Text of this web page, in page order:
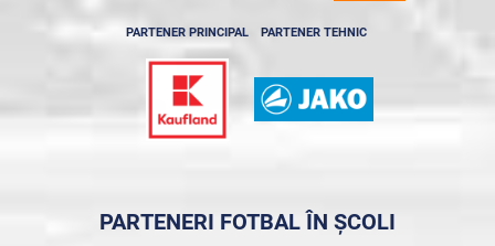
PARTENER PRINCIPAL PARTENER TEHNIC
PARTENERI FOTBAL ÎN ȘCOLI